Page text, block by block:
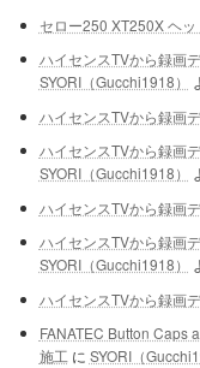
セロー250 XT250X ヘ
ハイセンスTVから録画
SYORI（Gucchi1918）
ハイセンスTVから録画
ハイセンスTVから録画
SYORI（Gucchi1918）
ハイセンスTVから録画
ハイセンスTVから録画
SYORI（Gucchi1918）
ハイセンスTVから録画
FANATEC Button Caps
施工 に SYORI（